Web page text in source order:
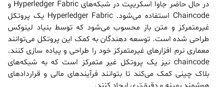
در حال حاضر جاوا اسکریپت در شبکه‌های Hyperledger Fabric و
Chaincode استفاده می‌شود. Hyperledger Fabric یک پروتکل
غیرمتمرکز و متن باز محسوب می‌شود که توسط بنیاد لینوکس
طراحی شده است. توسعه دهندگان به کمک این پروتکل می‌توانند
معماری نرم افزارهای غیرمتمرکز خود را طراحی و پیاده سازی کنند.
chaincode نیز یک پروتکل غیر متمرکز است که به شبکه‌های
بلاک چینی کمک می‌کند تا بتوانند فرآیندهای مالی و قراردادهای